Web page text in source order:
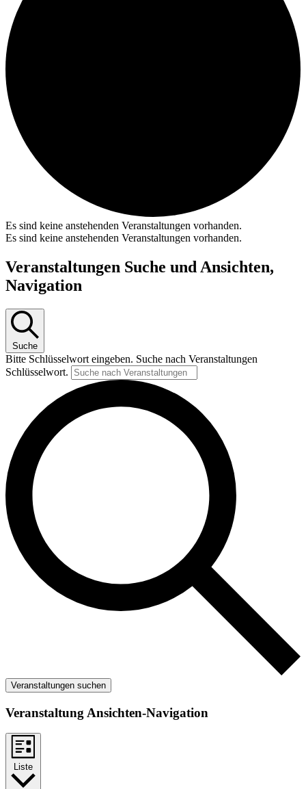
Es sind keine anstehenden Veranstaltungen vorhanden.
Es sind keine anstehenden Veranstaltungen vorhanden.
Veranstaltungen Suche und Ansichten,
Navigation
Suche
Bitte Schlüsselwort eingeben. Suche nach Veranstaltungen
Schlüsselwort.
Veranstaltungen suchen
Veranstaltung Ansichten-Navigation
Liste